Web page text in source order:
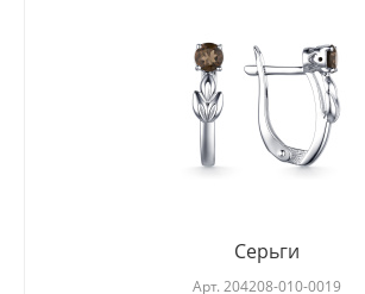
Серьги
Арт. 204208-010-0019